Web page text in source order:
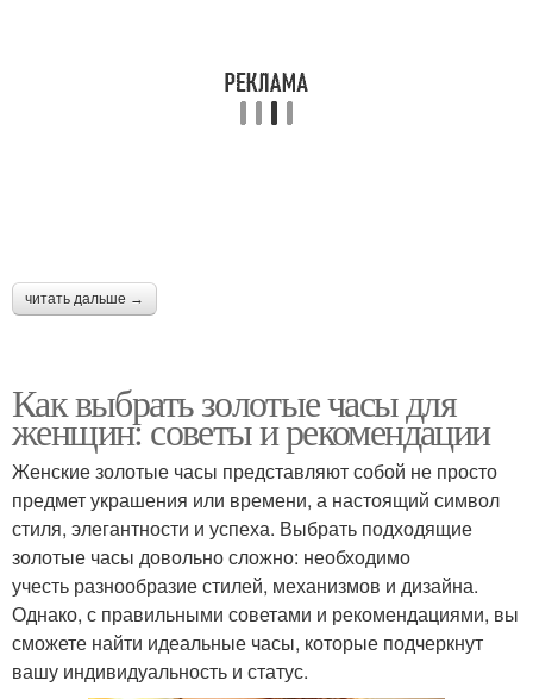
читать дальше →
Как выбрать золотые часы для
женщин: советы и рекомендации
Женские золотые часы представляют собой не просто
предмет украшения или времени, а настоящий символ
стиля, элегантности и успеха. Выбрать подходящие
золотые часы довольно сложно: необходимо
учесть разнообразие стилей, механизмов и дизайна.
Однако, с правильными советами и рекомендациями, вы
сможете найти идеальные часы, которые подчеркнут
вашу индивидуальность и статус.